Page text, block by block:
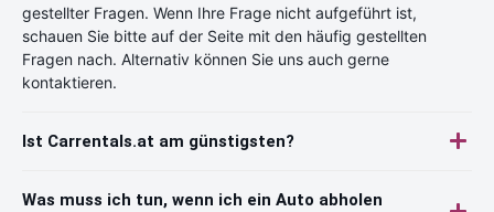
gestellter Fragen. Wenn Ihre Frage nicht aufgeführt ist,
schauen Sie bitte auf der Seite mit den häufig gestellten
Fragen nach. Alternativ können Sie uns auch gerne
kontaktieren.
Ist Carrentals.at am günstigsten?
Was muss ich tun, wenn ich ein Auto abholen